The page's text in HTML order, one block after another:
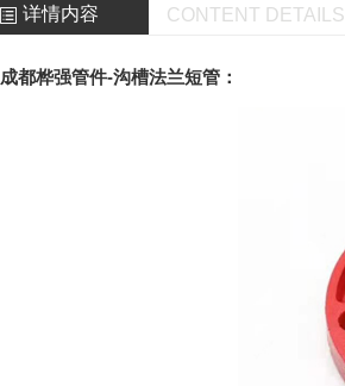
详情内容 CONTENT DETAILS
成都桦强管件-沟槽法兰短管：